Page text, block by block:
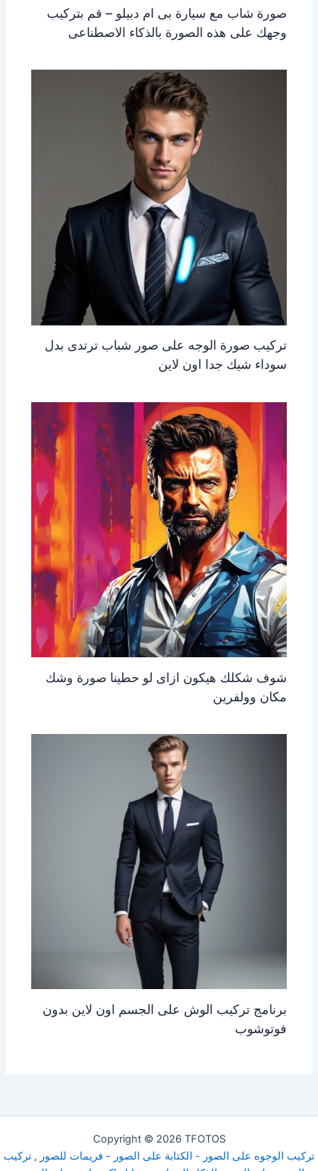
صورة شاب مع سيارة بى ام دبيلو – قم بتركيب
وجهك على هذه الصورة بالذكاء الاصطناعى
تركيب صورة الوجه على صور شباب ترتدى بدل
سوداء شيك جدا اون لاين
شوف شكلك هيكون ازاى لو حطينا صورة وشك
مكان وولفرين
برنامج تركيب الوش على الجسم اون لاين بدون
فوتوشوب
Copyright © 2026 TFOTOS
تركيب الوجوه على الصور - الكتابة على الصور - فريمات للصور , تركيب